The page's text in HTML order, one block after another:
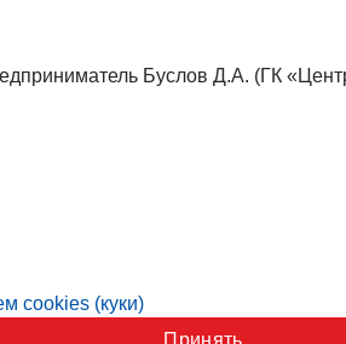
Буслов Д.А. (ГК
cookies (куки)